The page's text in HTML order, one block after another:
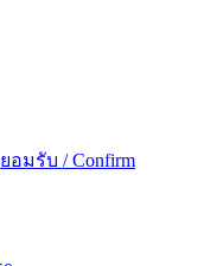
ยอมรับ / Confirm